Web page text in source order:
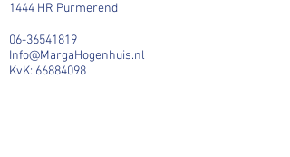
1444 HR Purmerend
06-36541819
Info@MargaHogenhuis.nl
KvK: 66884098